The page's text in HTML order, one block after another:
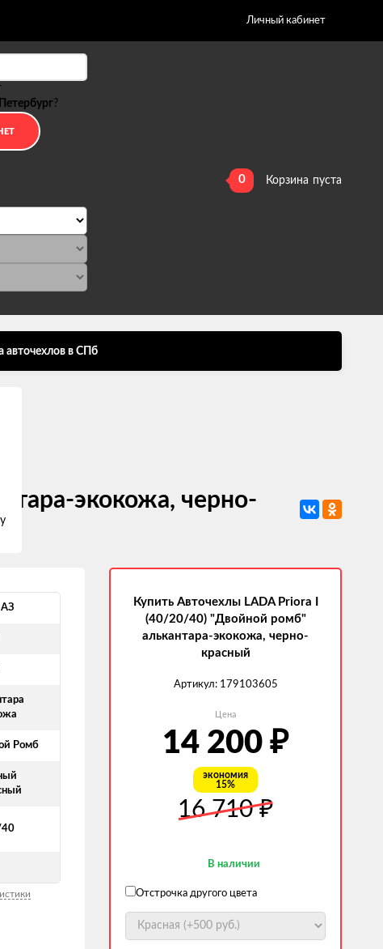
Личный кабинет
?
0 Корзина пуста
авточехлов в СПб
экокожа, черно-
Ромб
Купить Авточехлы LADA Priora I
(40/20/40) "Двойной ромб"
алькантара-экокожа, черно-
красный
Артикул: 179103605
Цена
14 200 ₽
экономия
15%
16 710₽
В наличии
Отстрочка другого цвета